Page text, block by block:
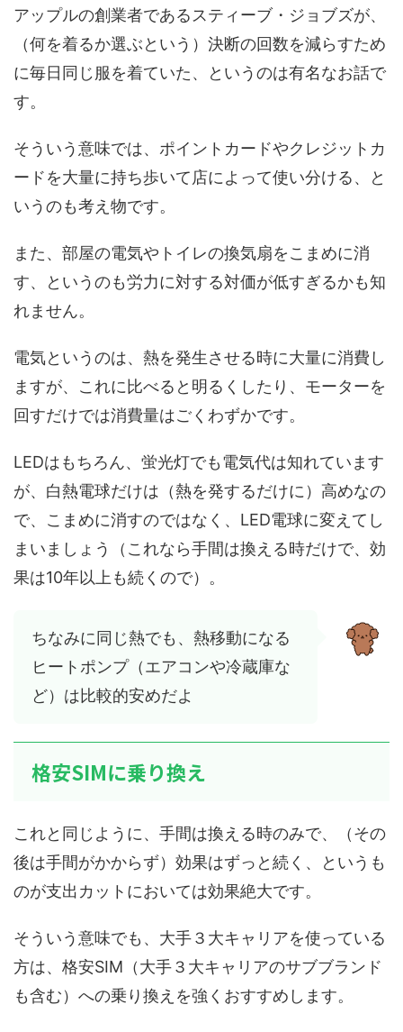
アップルの創業者であるスティーブ・ジョブズが、
（何を着るか選ぶという）決断の回数を減らすため
に毎日同じ服を着ていた、というのは有名なお話で
す。
そういう意味では、ポイントカードやクレジットカ
ードを大量に持ち歩いて店によって使い分ける、と
いうのも考え物です。
また、部屋の電気やトイレの換気扇をこまめに消
す、というのも労力に対する対価が低すぎるかも知
れません。
電気というのは、熱を発生させる時に大量に消費し
ますが、これに比べると明るくしたり、モーターを
回すだけでは消費量はごくわずかです。
LEDはもちろん、蛍光灯でも電気代は知れています
が、白熱電球だけは（熱を発するだけに）高めなの
で、こまめに消すのではなく、LED電球に変えてし
まいましょう（これなら手間は換える時だけで、効
果は10年以上も続くので）。
ちなみに同じ熱でも、熱移動になる
ヒートポンプ（エアコンや冷蔵庫な
ど）は比較的安めだよ
格安SIMに乗り換え
これと同じように、手間は換える時のみで、（その
後は手間がかからず）効果はずっと続く、というも
のが支出カットにおいては効果絶大です。
そういう意味でも、大手３大キャリアを使っている
方は、格安SIM（大手３大キャリアのサブブランド
も含む）への乗り換えを強くおすすめします。